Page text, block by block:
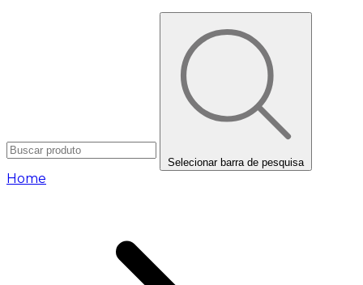
Selecionar barra de pesquisa
Home